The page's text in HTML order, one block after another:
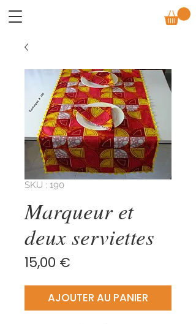
SKU : 190
Marqueur et
deux serviettes
15,00 €
AJOUTER AU PANIER